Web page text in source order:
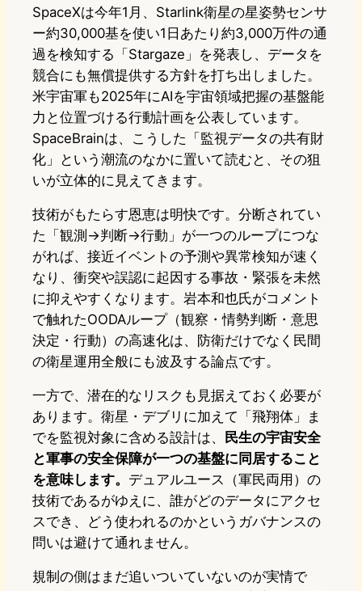
SpaceXは今年1月、Starlink衛星の星姿勢センサ
ー約30,000基を使い1日あたり約3,000万件の通
過を検知する「Stargaze」を発表し、データを
競合にも無償提供する方針を打ち出しました。
米宇宙軍も2025年にAIを宇宙領域把握の基盤能
力と位置づける行動計画を公表しています。
SpaceBrainは、こうした「監視データの共有財
化」という潮流のなかに置いて読むと、その狙
いが立体的に見えてきます。
技術がもたらす恩恵は明快です。分断されてい
た「観測→判断→行動」が一つのループにつな
がれば、接近イベントの予測や異常検知が速く
なり、衝突や誤認に起因する事故・緊張を未然
に抑えやすくなります。岩本和也氏がコメント
で触れたOODAループ（観察・情勢判断・意思
決定・行動）の高速化は、防衛だけでなく民間
の衛星運用全般にも波及する論点です。
一方で、潜在的なリスクも見据えておく必要が
あります。衛星・デブリに加えて「飛翔体」ま
でを監視対象に含める設計は、 民生の宇宙安全
と軍事の安全保障が一つの基盤に同居すること
を意味します。 デュアルユース（軍民両用）の
技術であるがゆえに、誰がどのデータにアクセ
スでき、どう使われるのかというガバナンスの
問いは避けて通れません。
規制の側はまだ追いついていないのが実情で